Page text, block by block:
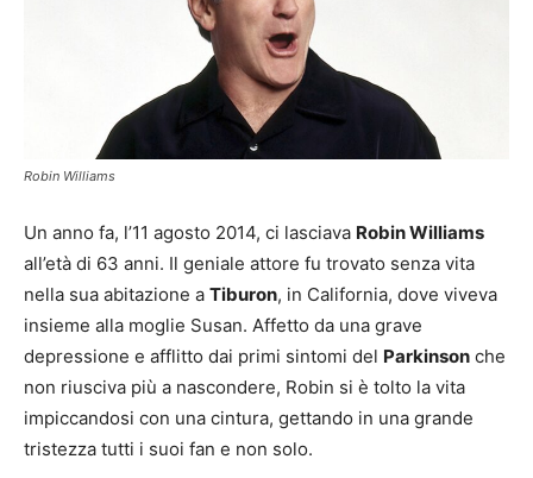
Robin Williams
Un anno fa, l’11 agosto 2014, ci lasciava Robin Williams
all’età di 63 anni. Il geniale attore fu trovato senza vita
nella sua abitazione a Tiburon, in California, dove viveva
insieme alla moglie Susan. Affetto da una grave
depressione e afflitto dai primi sintomi del Parkinson che
non riusciva più a nascondere, Robin si è tolto la vita
impiccandosi con una cintura, gettando in una grande
tristezza tutti i suoi fan e non solo.